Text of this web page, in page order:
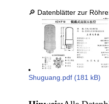
🔎 Datenblätter zur
Shuguang.pdf (181 kB)